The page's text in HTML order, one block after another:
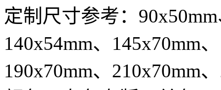
定制尺寸参考：
140x54mm、145x70mm
190x70mm、210x70mm